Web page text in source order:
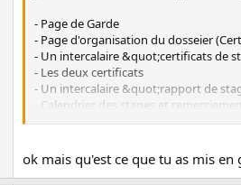
- Page de Garde
- Page d'organisation du dosseier
- Un intercalaire &quot;certificats de
- Les deux certificats
- Un intercalaire &quot;rapport de
- Calendrier des stages et
- Un intercalaire &quot;APS ....&quot;
- Mes cinq fiches d'activité recto-verso.
ok mais qu'est ce que tu as mis